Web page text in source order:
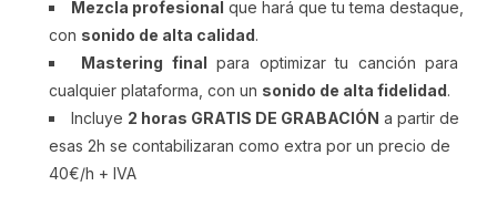
Mezcla profesional que hará que tu tema destaque,
con sonido de alta calidad.
Mastering final para optimizar tu canción para
cualquier plataforma, con un sonido de alta fidelidad.
Incluye 2 horas GRATIS DE GRABACIÓN a partir de
esas 2h se contabilizaran como extra por un precio de
40€/h + IVA